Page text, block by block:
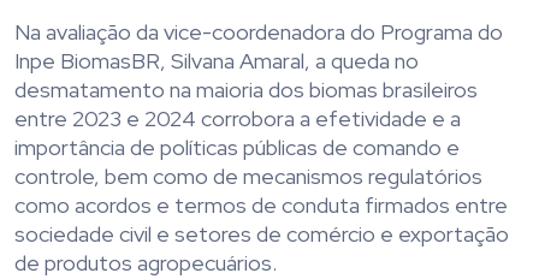
Na avaliação da vice-coordenadora do Programa do
Inpe BiomasBR, Silvana Amaral, a queda no
desmatamento na maioria dos biomas brasileiros
entre 2023 e 2024 corrobora a efetividade e a
importância de políticas públicas de comando e
controle, bem como de mecanismos regulatórios
como acordos e termos de conduta firmados entre
sociedade civil e setores de comércio e exportação
de produtos agropecuários.